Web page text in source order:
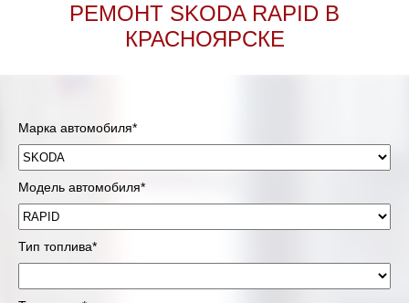
РЕМОНТ SKODA RAPID В
КРАСНОЯРСКЕ
Марка автомобиля*
Модель автомобиля*
Тип топлива*